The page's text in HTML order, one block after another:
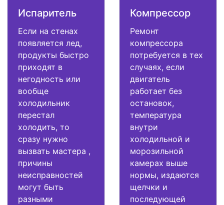
Испаритель
Если на стенах
появляется лед,
продукты быстро
приходят в
негодность или
вообще
холодильник
перестал
холодить, то
сразу нужно
вызвать мастера ,
причины
неисправностей
могут быть
разными
Компрессор
Ремонт
компрессора
потребуется в тех
случаях, если
двигатель
работает без
остановок,
температура
внутри
холодильной и
морозильной
камерах выше
нормы, издаются
щелчки и
последующей